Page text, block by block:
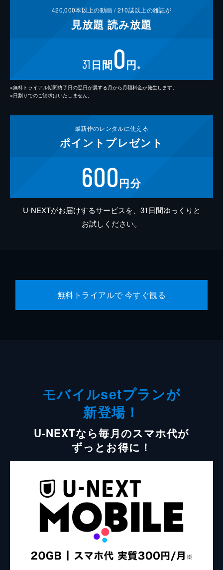
420,000本以上の動画 /210誌以上の雑誌が
見放題 読み放題
31 日間0円 ※
※無料トライアル期間終了日の翌日が属する月から月額料金が発生します。
※日割りでのご請求はいたしません。
最新作のレンタルに使える
ポイント プレゼント
600円分
U-NEXTがお届けするサービスを、31日間ゆっくりと
お試しください。
無料トライアルで 今すぐ観る
モバイルsetプランが
新登場！
U-NEXTなら毎月のスマホ代が
ずっとお得に！